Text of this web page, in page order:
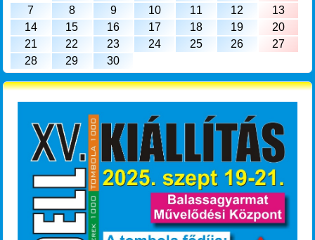
7
8 9 10 11 12
13
14
15 16 17 18 19
20
21
22 23 24 25 26
27
28
29 30